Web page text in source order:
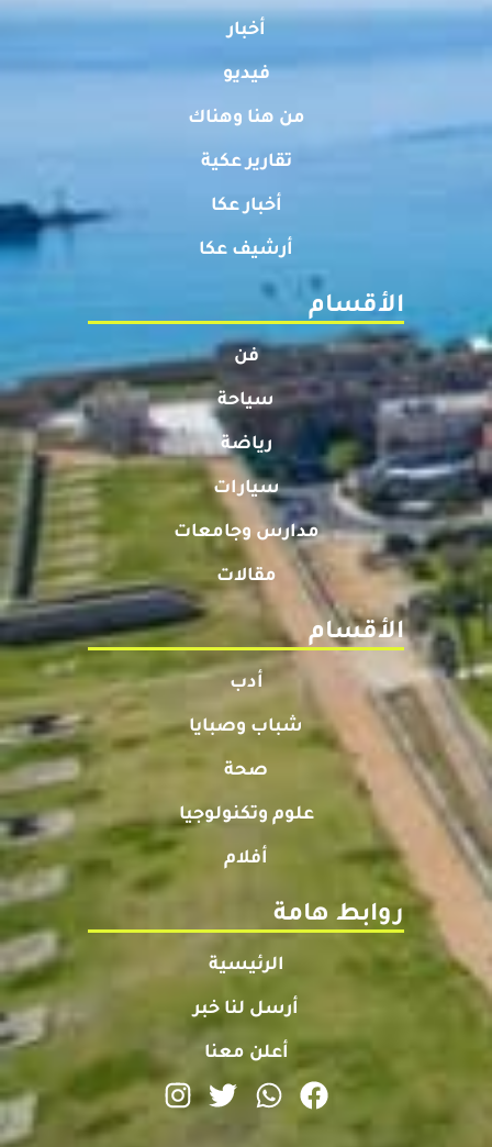
أخبار
فيديو
من هنا وهناك
تقارير عكية
أخبار عكا
أرشيف عكا
الأقسام
فن
سياحة
رياضة
سيارات
مدارس وجامعات
مقالات
الأقسام
أدب
شباب وصبايا
صحة
علوم وتكنولوجيا
أفلام
روابط هامة
الرئيسية
أرسل لنا خبر
أعلن معنا